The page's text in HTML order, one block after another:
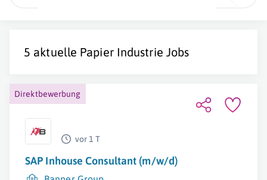
5 aktuelle Papier Industrie Jobs
Direktbewerbung
vor 1 T
SAP Inhouse Consultant (m/w/d)